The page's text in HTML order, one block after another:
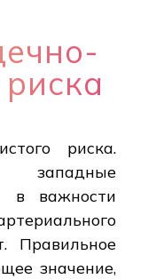
риска
риска.
западные
в важности
Правильное
значение,